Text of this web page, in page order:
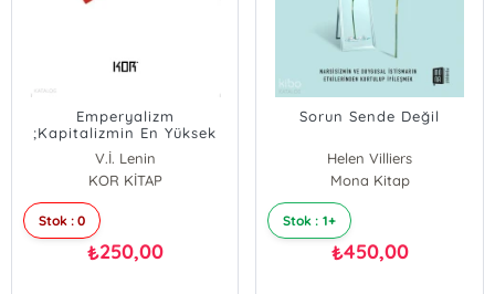
Emperyalizm
;Kapitalizmin En Yüksek
Aşaması
V.İ. Lenin
KOR KİTAP
Stok : 0
₺250,00
Sorun Sende Değil
Helen Villiers
Katie McKenna
Mona Kitap
Stok : 1+
₺450,00